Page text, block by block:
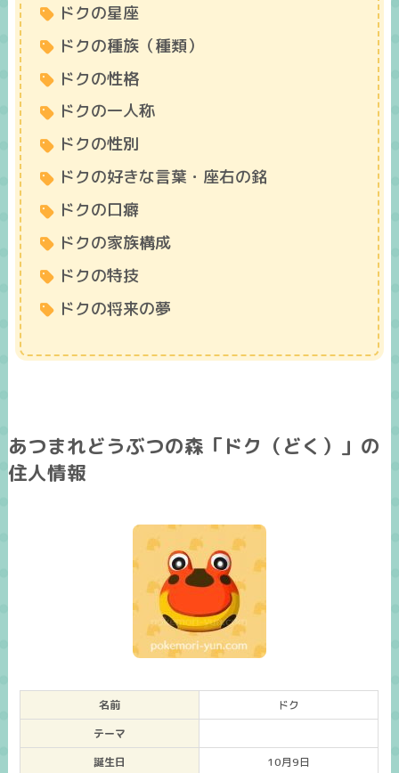
ドクの星座
ドクの種族（種類）
ドクの性格
ドクの一人称
ドクの性別
ドクの好きな言葉・座右の銘
ドクの口癖
ドクの家族構成
ドクの特技
ドクの将来の夢
あつまれどうぶつの森「ドク（どく）」の
住人情報
名前
ドク
テーマ
誕生日
10月9日